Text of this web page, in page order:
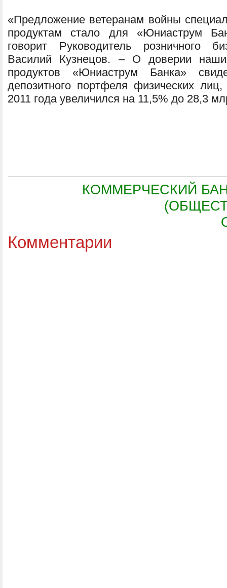
«Предложение ветеранам войны
продуктам стало для «Юниаструм
говорит Руководитель розничного
Василий Кузнецов. – О доверии
продуктов «Юниаструм Банка»
депозитного портфеля физических
2011 года увеличился на 11,5% до 28,3
КОММЕРЧЕСКИЙ
Комментарии